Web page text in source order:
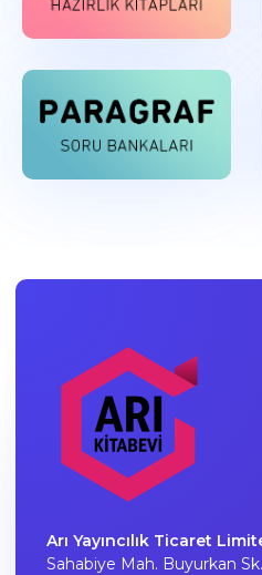
Arı Yayıncılık Ticaret
Sahabiye Mah. Buyurkan